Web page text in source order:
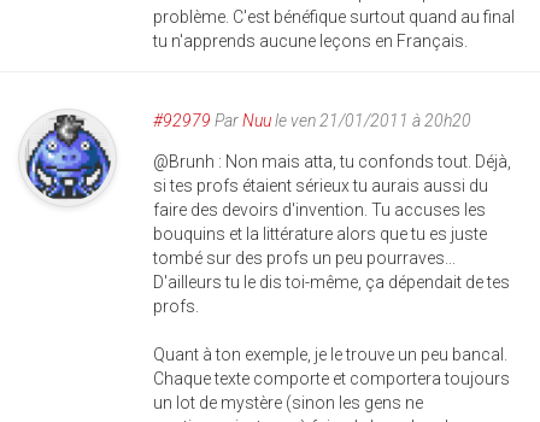
problème. C'est bénéfique surtout quand au final
tu n'apprends aucune leçons en Français.
#92979 ParNuule ven 21/01/2011 à 20h20
@Brunh : Non mais atta, tu confonds tout. Déjà,
si tes profs étaient sérieux tu aurais aussi du
faire des devoirs d'invention. Tu accuses les
bouquins et la littérature alors que tu es juste
tombé sur des profs un peu pourraves...
D'ailleurs tu le dis toi-même, ça dépendait de tes
profs.
Quant à ton exemple, je le trouve un peu bancal.
Chaque texte comporte et comportera toujours
un lot de mystère (sinon les gens ne